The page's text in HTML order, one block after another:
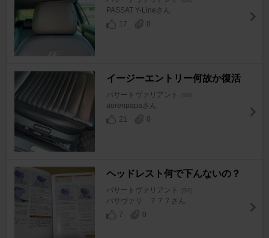
PASSAT Y-Lineさん
17
0
イージーエントリー何故か復活
パサートヴァリアント [B8]
aorenpapaさん
21
0
ヘッドレスト何で下んないの？
パサートヴァリアント [B8]
パサヴァリ ７７７さん
7
0